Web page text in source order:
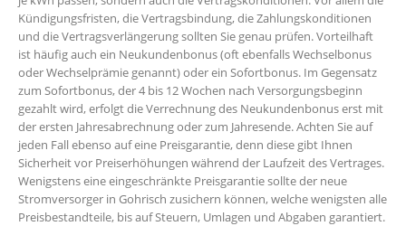
Kündigungsfristen, die Vertragsbindung, die Zahlungskonditionen
und die Vertragsverlängerung sollten Sie genau prüfen. Vorteilhaft
ist häufig auch ein Neukundenbonus (oft ebenfalls Wechselbonus
oder Wechselprämie genannt) oder ein Sofortbonus. Im Gegensatz
zum Sofortbonus, der 4 bis 12 Wochen nach Versorgungsbeginn
gezahlt wird, erfolgt die Verrechnung des Neukundenbonus erst mit
der ersten Jahresabrechnung oder zum Jahresende. Achten Sie auf
jeden Fall ebenso auf eine Preisgarantie, denn diese gibt Ihnen
Sicherheit vor Preiserhöhungen während der Laufzeit des Vertrages.
Wenigstens eine eingeschränkte Preisgarantie sollte der neue
Stromversorger in Gohrisch zusichern können, welche wenigsten alle
Preisbestandteile, bis auf Steuern, Umlagen und Abgaben garantiert.